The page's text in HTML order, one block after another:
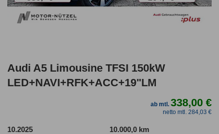
Audi A5 Limousine TFSI 150kW
LED+NAVI+RFK+ACC+19"LM
ab mtl.338,00 €
netto mtl. 284,03 €
10.2025 10.000,0 km